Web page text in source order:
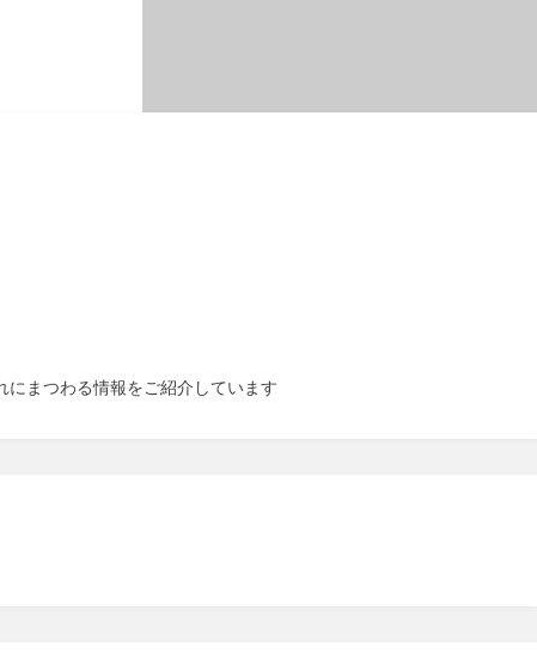
まつわる情報をご紹介しています